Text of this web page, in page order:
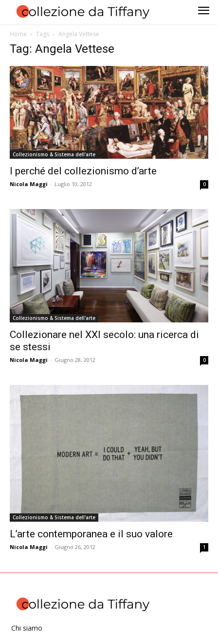
Home Tags Angela Vettese
Tag: Angela Vettese
Collezionismo & Sistema dell'arte
I perché del collezionismo d’arte
Nicola Maggi - Luglio 10, 2012 0
Collezionismo & Sistema dell'arte
Collezionare nel XXI secolo: una ricerca di
se stessi
Nicola Maggi - Giugno 28, 2012 0
Collezionismo & Sistema dell'arte
L’arte contemporanea e il suo valore
Nicola Maggi - Giugno 26, 2012 1
Chi siamo